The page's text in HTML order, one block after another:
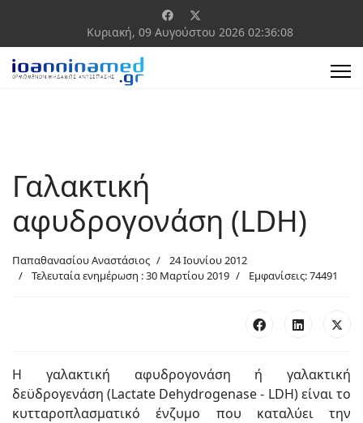
Κυριακή, 09 Αυγούστου 2026 02:36:09
Γαλακτική
αφυδρογονάση (LDH)
Παπαθανασίου Αναστάσιος
24 Ιουνίου 2012
Τελευταία ενημέρωση : 30 Μαρτίου 2019
Εμφανίσεις: 74491
Η γαλακτική αφυδρογονάση ή γαλακτική
δεϋδρογενάση (Lactate Dehydrogenase - LDH) είναι το
κυτταροπλασματικό ένζυμο που καταλύει την